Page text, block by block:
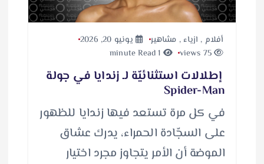
أفلام , ازياء, مشاهير
يونيو 20, 2026
75 views
إطلالات استثنائيّة لـ زندايا في جولة
Spider-Man
في كل مرة تستعد فيها زندايا للظهور
على السجّادة الحمراء، يدرك عشاق
الموضة أن الأمر يتجاوز مجرد اختيار